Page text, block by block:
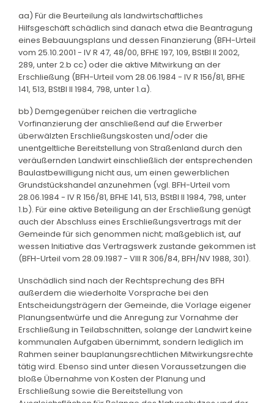
aa) Für die Beurteilung als landwirtschaftliches
Hilfsgeschäft schädlich sind danach etwa die Beantragung
eines Bebauungsplans und dessen Finanzierung (BFH-Urteil
vom 25.10.2001 - IV R 47, 48/00, BFHE 197, 109, BStBl II 2002,
289, unter 2.b cc) oder die aktive Mitwirkung an der
Erschließung (BFH-Urteil vom 28.06.1984 - IV R 156/81, BFHE
141, 513, BStBl II 1984, 798, unter 1.a).
bb) Demgegenüber reichen die vertragliche
Vorfinanzierung der anschließend auf die Erwerber
überwälzten Erschließungskosten und/oder die
unentgeltliche Bereitstellung von Straßenland durch den
veräußernden Landwirt einschließlich der entsprechenden
Baulastbewilligung nicht aus, um einen gewerblichen
Grundstückshandel anzunehmen (vgl. BFH-Urteil vom
28.06.1984 - IV R 156/81, BFHE 141, 513, BStBl II 1984, 798, unter
1.b). Für eine aktive Beteiligung an der Erschließung genügt
auch der Abschluss eines Erschließungsvertrags mit der
Gemeinde für sich genommen nicht; maßgeblich ist, auf
wessen Initiative das Vertragswerk zustande gekommen ist
(BFH-Urteil vom 28.09.1987 - VIII R 306/84, BFH/NV 1988, 301).
Unschädlich sind nach der Rechtsprechung des BFH
außerdem die wiederholte Vorsprache bei den
Entscheidungsträgern der Gemeinde, die Vorlage eigener
Planungsentwürfe und die Anregung zur Vornahme der
Erschließung in Teilabschnitten, solange der Landwirt keine
kommunalen Aufgaben übernimmt, sondern lediglich im
Rahmen seiner bauplanungsrechtlichen Mitwirkungsrechte
tätig wird. Ebenso sind unter diesen Voraussetzungen die
bloße Übernahme von Kosten der Planung und
Erschließung sowie die Bereitstellung von